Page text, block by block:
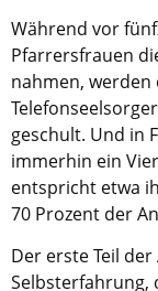
Während vor
Pfarrersfrauen
nahmen,
geschult. Und in
immerhin ein
entspricht etwa
70 Prozent der
Der erste Teil
Selbsterfahrung,